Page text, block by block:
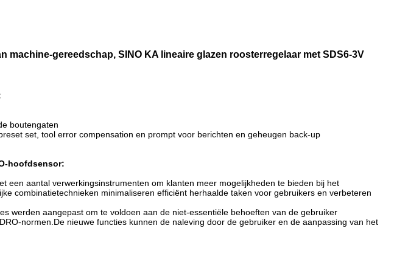
machine-gereedschap, SINO KA lineaire glazen roosterregelaar met SDS6-3V
boutengaten
set, tool error compensation en prompt voor berichten en geheugen back-up
hoofdsensor:
een aantal verwerkingsinstrumenten om klanten meer mogelijkheden te bieden bij het
combinatietechnieken minimaliseren efficiënt herhaalde taken voor gebruikers en verbeteren
werden aangepast om te voldoen aan de niet-essentiële behoeften van de gebruiker
normen.De nieuwe functies kunnen de naleving door de gebruiker en de aanpassing van het